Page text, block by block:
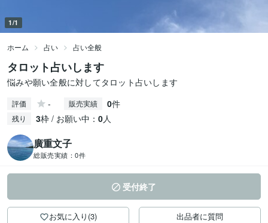
1/1
ホーム 占い 占い全般
タロット占いします
悩みや願い全般に対してタロット占いします
評価 - 販売実績 0件
残り 3枠 / お願い中： 0人
廣重文子
総販売実績： 0件
受付終了
お気に入り(3) 出品者に質問